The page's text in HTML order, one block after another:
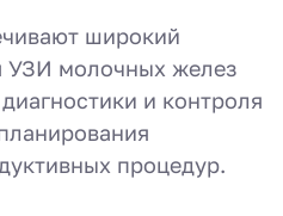
широкий
УЗИ молочных желез
и контроля
процедур.